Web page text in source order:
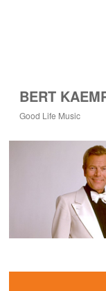
BERT
Good Life Music